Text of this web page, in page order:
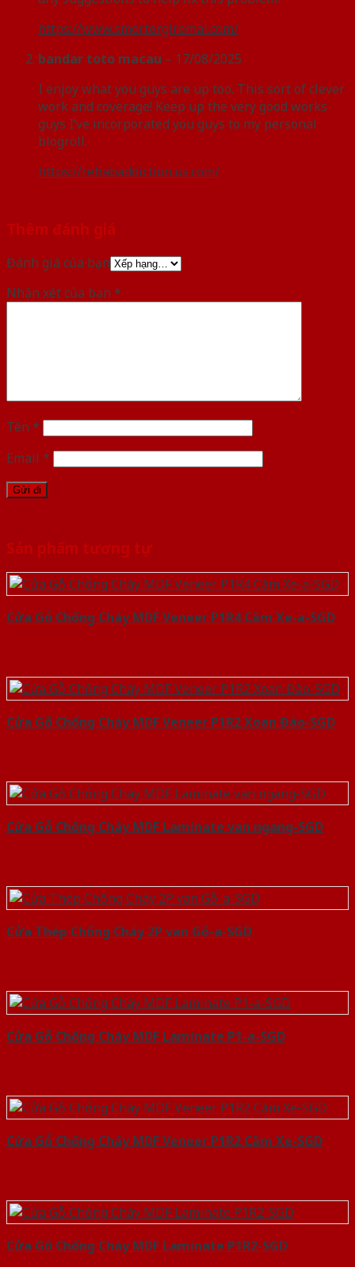
https://www.smortergiremal.com/
bandar toto macau – 17/08/2025
I enjoy what you guys are up too. This sort of clever
work and coverage! Keep up the very good works
guys I’ve incorporated you guys to my personal
blogroll.
https://rehabaddiction.us.com/
Thêm đánh giá
Đánh giá của bạn
Nhận xét của bạn *
Tên *
Email *
Sản phẩm tương tự
Cửa Gỗ Chống Cháy MDF Veneer P1R4 Căm Xe-a-SGD
Cửa Gỗ Chống Cháy MDF Veneer P1R2 Xoan Đào-SGD
Cửa Gỗ Chống Cháy MDF Laminate van ngang-SGD
Cửa Thép Chống Cháy 2P van Gỗ-a-SGD
Cửa Gỗ Chống Cháy MDF Laminate P1-a-SGD
Cửa Gỗ Chống Cháy MDF Veneer P1R2 Căm Xe-SGD
Cửa Gỗ Chống Cháy MDF Laminate P1R2-SGD